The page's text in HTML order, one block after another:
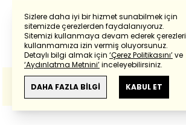
Sizlere daha iyi bir hizmet sunabilmek için
sitemizde çerezlerden faydalanıyoruz.
Sitemizi kullanmaya devam ederek çerezleri
kullanmamıza izin vermiş oluyorsunuz.
Detaylı bilgi almak için ‘Çerez Politikasını’ve
‘Aydınlatma Metnini’inceleyebilirsiniz.
DAHA FAZLA BİLGİ KABUL ET
Powered by Translate
Bu çevirideGoogle Transletekullanılmıştır.
Anlam ve çeviri hatalarından
haberturk.com
sorumlu değildir.